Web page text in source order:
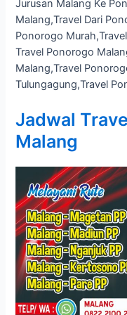
Jurusan Malang Ke
Malang,Travel Dari
Ponorogo
Travel Ponorogo
Malang,Travel
Tulungagung,Travel
Jadwal
Malang